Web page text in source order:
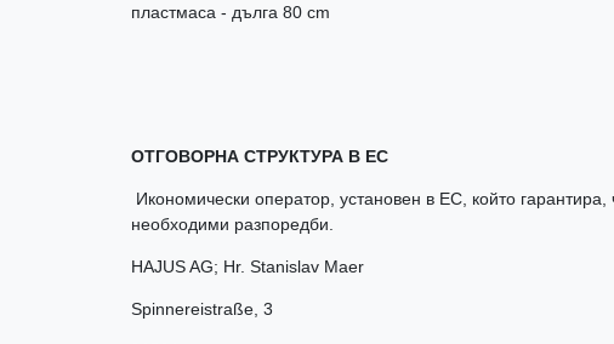
пластмаса - дълга 80 cm
ОТГОВОРНА СТРУКТУРА В ЕС
Икономически оператор, установен в ЕС, който гарантира,
необходими разпоредби.
HAJUS AG; Hr. Stanislav Maer
Spinnereistraße 3